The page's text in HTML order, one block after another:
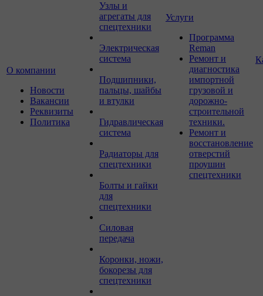
О компании
Новости
Вакансии
Реквизиты
Политика
Узлы и
агрегаты для
спецтехники
Электрическая
система
Подшипники,
пальцы, шайбы
и втулки
Гидравлическая
система
Радиаторы для
спецтехники
Болты и гайки
для
спецтехники
Силовая
передача
Коронки, ножи,
бокорезы для
спецтехники
Услуги
Программа
Reman
Ремонт и
диагностика
импортной
грузовой и
дорожно-
строительной
техники.
Ремонт и
восстановление
отверстий
проушин
спецтехники